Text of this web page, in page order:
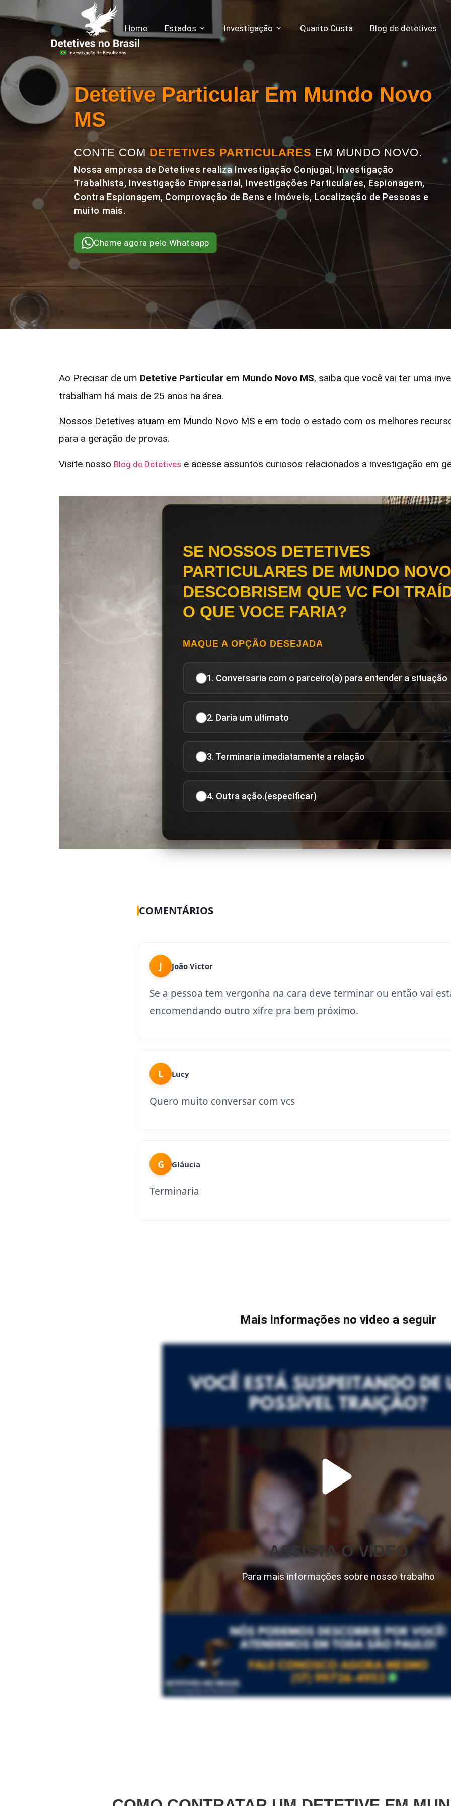
Home Estados Investigação Quanto Custa Blog de detetives
Detetive Particular Em Mundo Novo
MS
CONTE COM DETETIVES PARTICULARESEM MUNDO NOVO.
Nossa empresa de Detetives realiza Investigação Conjugal, Investigação
Trabalhista, Investigação Empresarial, Investigações Particulares, Espionagem,
Contra Espionagem, Comprovação de Bens e Imóveis, Localização de Pessoas e
muito mais.
Chame agora pelo Whatsapp
Ao Precisar de um Detetive Particular em Mundo Novo MS, saiba que você vai ter uma
trabalham há mais de 25 anos na área.
Nossos Detetives atuam em Mundo Novo MS e em todo o estado com os melhores
para a geração de provas.
Visite nosso Blog de Detetives e acesse assuntos curiosos relacionados a investigação em
SE NOSSOS DETETIVES
PARTICULARES DE MUNDO
DESCOBRISEM QUE VC FOI
O QUE VOCE FARIA?
MAQUE A OPÇÃO DESEJADA
1. Conversaria com o parceiro(a) para entender a situação
2. Daria um ultimato
3. Terminaria imediatamente a relação
4. Outra ação.(especificar)
COMENTÁRIOS
J João Victor
Se a pessoa tem vergonha na cara deve terminar ou então vai
encomendando outro xifre pra bem próximo.
L Lucy
Quero muito conversar com vcs
G Gláucia
Terminaria
Mais informações no video a seguir
ASSISTA O VIDEO
Para mais informações sobre nosso trabalho